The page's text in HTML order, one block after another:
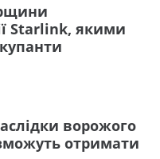
Starlink, якими
ворожого
отримати